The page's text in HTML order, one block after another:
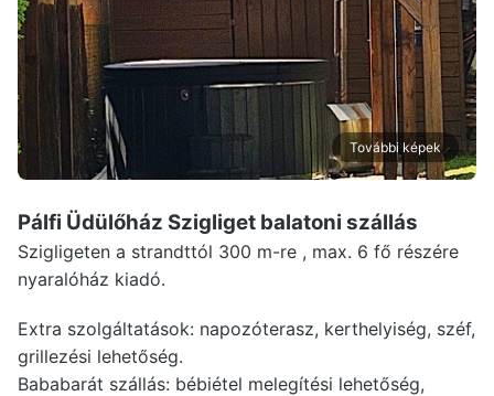
További képek
Pálfi Üdülőház Szigliget balatoni szállás
Szigligeten a strandttól 300 m-re , max. 6 fő részére
nyaralóház kiadó.
Extra szolgáltatások: napozóterasz, kerthelyiség, széf,
grillezési lehetőség.
Bababarát szállás: bébiétel melegítési lehetőség,